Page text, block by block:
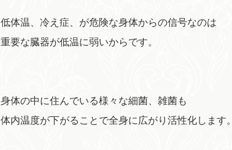
低体温、冷え症、が危険な身体からの信号なのは
重要な臓器が低温に弱いからです。
身体の中に住んでいる様々な細菌、雑菌も
体内温度が下がることで全身に広がり活性化します。